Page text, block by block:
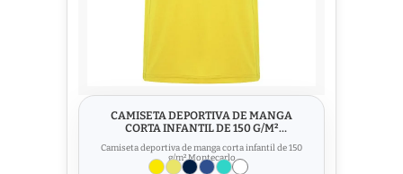
CAMISETA DEPORTIVA DE MANGA
CORTA INFANTIL DE 150 G/M²
MONTECARLO
Camiseta deportiva de manga corta infantil de 150
g/m² Montecarlo